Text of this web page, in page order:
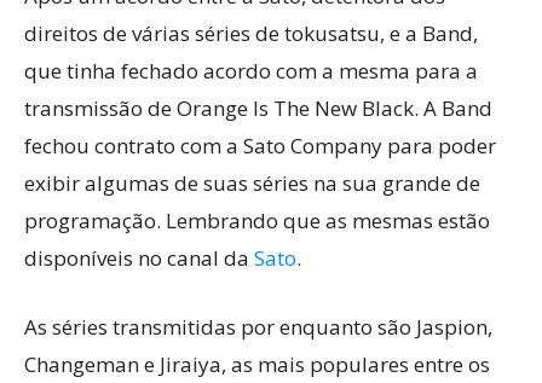
direitos de várias séries de tokusatsu, e a Band,
que tinha fechado acordo com a mesma para a
transmissão de Orange Is The New Black. A Band
fechou contrato com a Sato Company para poder
exibir algumas de suas séries na sua grande de
programação. Lembrando que as mesmas estão
disponíveis no canal da Sato.
As séries transmitidas por enquanto são Jaspion,
Changeman e Jiraiya, as mais populares entre os